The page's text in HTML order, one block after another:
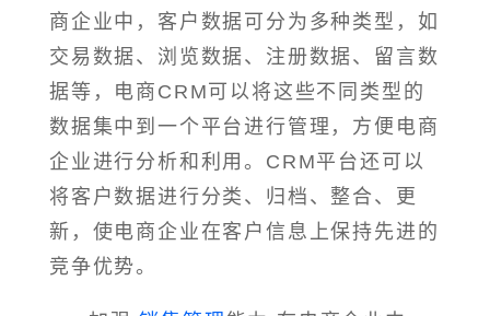
商企业中，客户数据可分为多种类型，如
交易数据、浏览数据、注册数据、留言数
据等，电商CRM可以将这些不同类型的
数据集中到一个平台进行管理，方便电商
企业进行分析和利用。CRM平台还可以
将客户数据进行分类、归档、整合、更
新，使电商企业在客户信息上保持先进的
竞争优势。